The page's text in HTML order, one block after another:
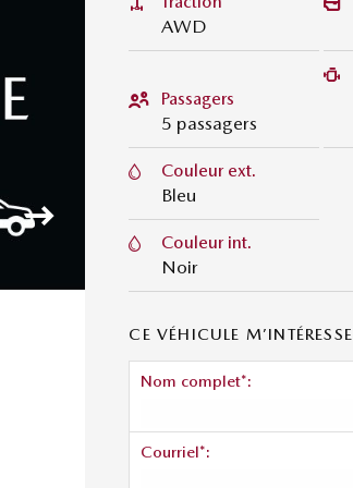
AWD
Passagers
5 passagers
Couleur ext.
Bleu
Couleur int.
Noir
CE VÉHICULE M’INTÉRESSE
Nom complet*:
Courriel*: